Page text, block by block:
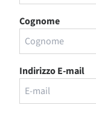
Cognome
Indirizzo E-mail